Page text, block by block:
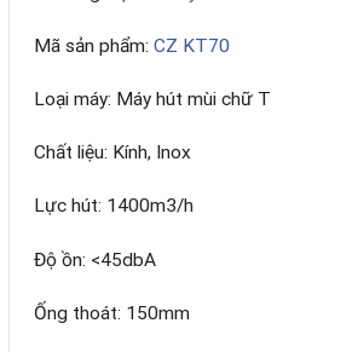
Mã sản phẩm: CZ KT70
Loại máy: Máy hút mùi chữ T
Chất liệu: Kính, Inox
Lực hút: 1400m3/h
Độ ồn: <45dbA
Ống thoát: 150mm